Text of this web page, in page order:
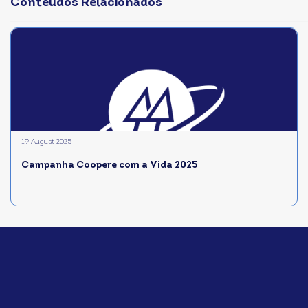
Conteúdos Relacionados
Campanha Coopere com a Vida 2025
19 August 2025